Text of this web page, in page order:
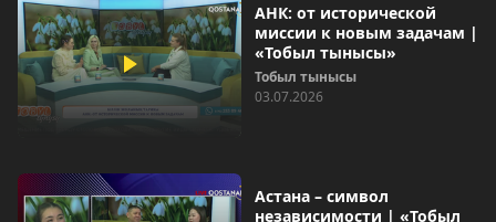
АНК: от исторической
миссии к новым задачам |
«Тобыл тынысы»
Тобыл тынысы
03.07.2026
Астана – символ
независимости | «Тобыл